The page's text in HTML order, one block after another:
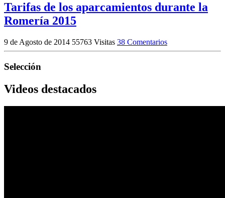
Tarifas de los aparcamientos durante la
Romería 2015
9 de Agosto de 2014 55763 Visitas 38 Comentarios
Selección
Videos destacados